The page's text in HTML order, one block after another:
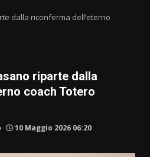
dalla riconferma dell’eterno
riparte dalla
coach Totero
10 Maggio 2026 06:20